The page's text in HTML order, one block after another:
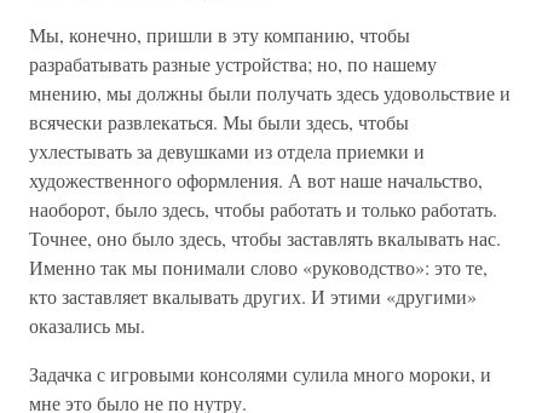
Мы, конечно, пришли в эту компанию, чтобы
разрабатывать разные устройства; но, по нашему
мнению, мы должны были получать здесь удовольствие и
всячески развлекаться. Мы были здесь, чтобы
ухлестывать за девушками из отдела приемки и
художественного оформления. А вот наше начальство,
наоборот, было здесь, чтобы работать и только работать.
Точнее, оно было здесь, чтобы заставлять вкалывать нас.
Именно так мы понимали слово «руководство»: это те,
кто заставляет вкалывать других. И этими «другими»
оказались мы.
Задачка с игровыми консолями сулила много мороки, и
мне это было не по нутру.